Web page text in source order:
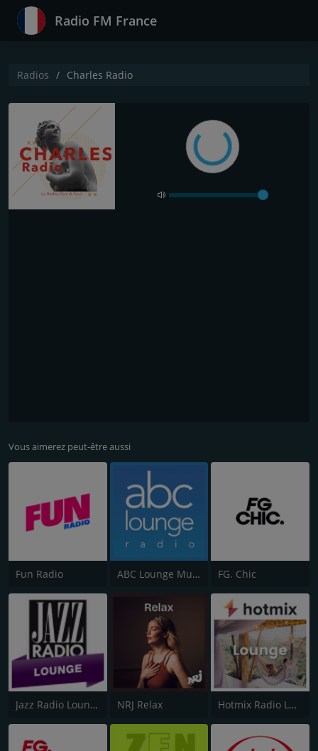
Radio FM France
Radios Charles Radio
Vous aimerez peut-être aussi
Fun Radio ABC Lounge Music FG. Chic
Jazz Radio Lounge NRJ Relax Hotmix Radio Lounge